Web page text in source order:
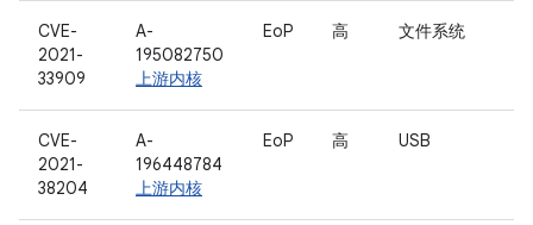
CVE-
2021-
33909
A-
195082750
上游内核
EoP 高 文件系统
CVE-
2021-
38204
A-
196448784
上游内核
EoP 高 USB